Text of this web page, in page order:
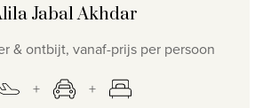
Jabal Akhdar
& ontbijt, vanaf-prijs per persoon